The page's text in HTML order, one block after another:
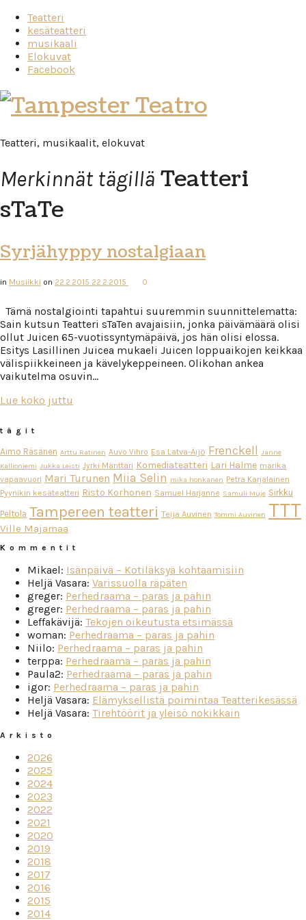
Teatteri
kesäteatteri
musikaali
Elokuvat
Facebook
Tampester
Teatro
Teatteri, musikaalit, elokuvat
Merkinnät tägillä Teatteri
sTaTe
Syrjähyppy nostalgiaan
in Musiikki on 22.2.2015 22.2.2015 0
Tämä nostalgiointi tapahtui suuremmin suunnittelematta:
Sain kutsun Teatteri sTaTen avajaisiin, jonka päivämäärä olisi
ollut Juicen 65-vuotissyntymäpäivä, jos hän olisi elossa.
Esitys Lasillinen Juicea mukaeli Juicen loppuaikojen keikkaa
välispiikkeineen ja kävelykeppeineen. Olikohan ankea
vaikutelma osuvin…
Lue koko juttu
tägit
Aimo Räsänen Arttu Ratinen Auvo Vihro Esa Latva-Äijö Frenckell Janne
Kallioniemi Jukka Leisti Jyrki Mänttäri Komediateatteri Lari Halme marika
vapaavuori Mari Turunen Miia Selin mika honkanen Petra Karjalainen
Pyynikin kesäteatteri Risto Korhonen Samuel Harjanne Samuli Muje Sirkku
Peltola Tampereen teatteri Teija Auvinen Tommi Auvinen TTT
Ville Majamaa
Kommentit
Mikael: Isänpäivä – Kotiläksyä kohtaamisiin
Heljä Vasara: Varissuolla räpäten
greger: Perhedraama – paras ja pahin
greger: Perhedraama – paras ja pahin
Leffakävijä: Tekojen oikeutusta etsimässä
woman: Perhedraama – paras ja pahin
Niilo: Perhedraama – paras ja pahin
terppa: Perhedraama – paras ja pahin
Paula2: Perhedraama – paras ja pahin
igor: Perhedraama – paras ja pahin
Heljä Vasara: Elämyksellistä poimintaa Teatterikesässä
Heljä Vasara: Tirehtöörit ja yleisö nokikkain
Arkisto
2026
2025
2024
2023
2022
2021
2020
2019
2018
2017
2016
2015
2014